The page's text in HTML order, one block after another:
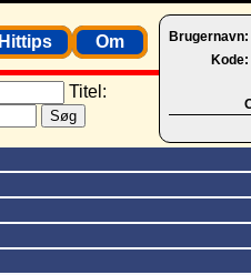
Brugernavn:
Kode:
Hittips Om
Titel: